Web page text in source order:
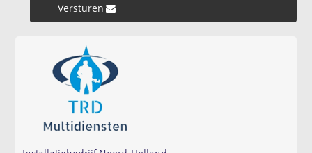
Versturen »